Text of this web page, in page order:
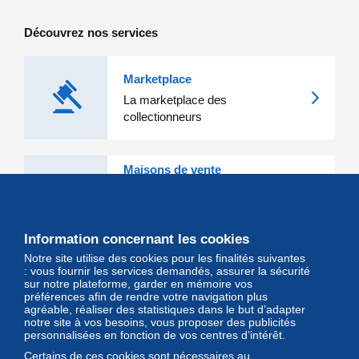
Découvrez nos services
Marketplace
La marketplace des
collectionneurs
Maisons de vente
Magazine
Un regard unique et décalé sur
l'univers des timbres et leurs
collectionneurs
Information concernant les cookies
Notre site utilise des cookies pour les finalités suivantes
: vous fournir les services demandés, assurer la sécurité
sur notre plateforme, garder en mémoire vos
préférences afin de rendre votre navigation plus
agréable, réaliser des statistiques dans le but d’adapter
notre site à vos besoins, vous proposer des publicités
personnalisées en fonction de vos centres d’intérêt.
Certains de ces cookies sont nécessaires au